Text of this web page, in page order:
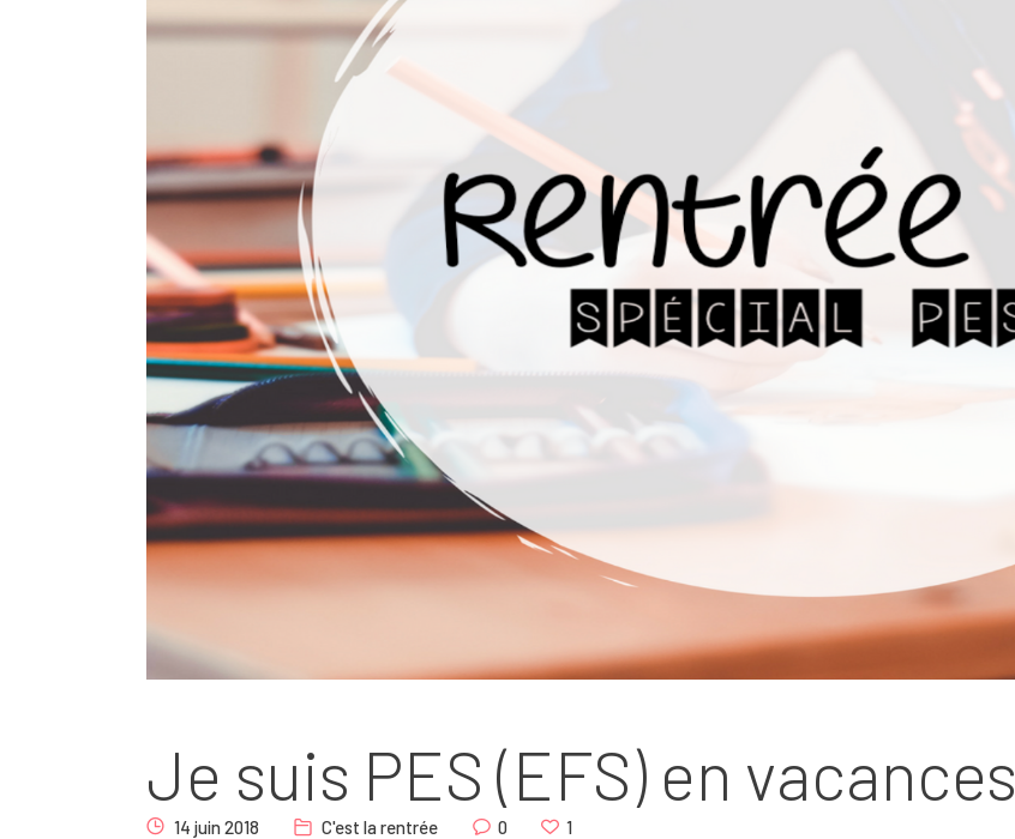
Teachcollab
CRPE
La communauté
Nous
Contact
Je suis PES (EFS) en vacances
14 juin 2018 C'est la rentrée 0 1